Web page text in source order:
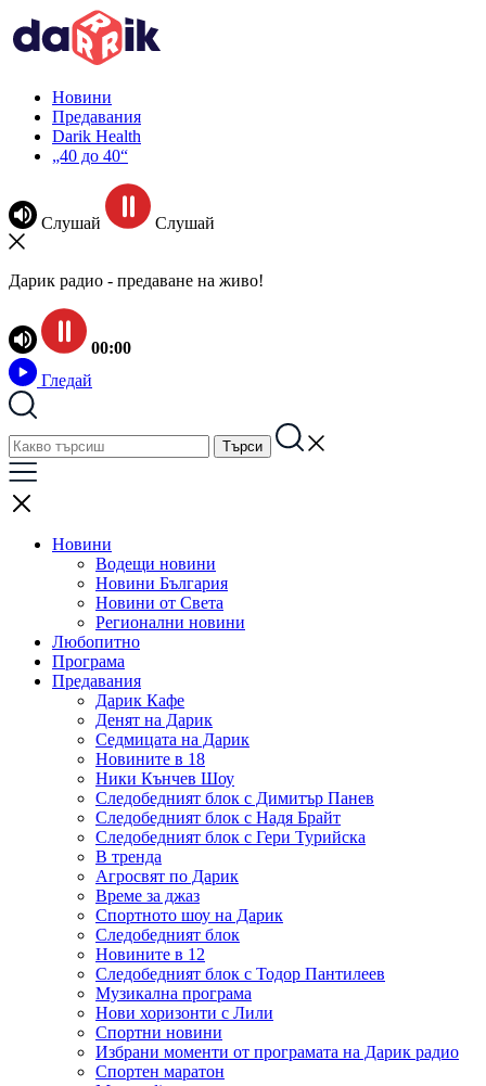
Новини
Предавания
Darik Health
„40 до 40“
Слушай Слушай
Дарик радио - предаване на живо!
00:00
Гледай
Новини
Водещи новини
Новини България
Новини от Света
Регионални новини
Любопитно
Програма
Предавания
Дарик Кафе
Денят на Дарик
Седмицата на Дарик
Новините в 18
Ники Кънчев Шоу
Следобедният блок с Димитър Панев
Следобедният блок с Надя Брайт
Следобедният блок с Гери Турийска
В тренда
Агросвят по Дарик
Време за джаз
Спортното шоу на Дарик
Следобедният блок
Новините в 12
Следобедният блок с Тодор Пантилеев
Музикална програма
Нови хоризонти с Лили
Спортни новини
Избрани моменти от програмата на Дарик радио
Спортен маратон